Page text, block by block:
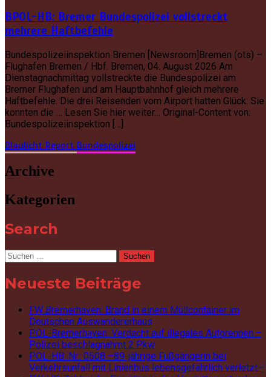
BPOL-HB: Bremer Bundespolizei vollstreckt
mehrere Haftbefehle
Bundespolizeiinspektion Bremen [Newsroom]Bremen (ots) –
Flughafen Bremen / Hbf. Bremen, 04. August 2026 Am
Dienstagnachmittag vollstreckte die Bundespolizei am
Bremer Flughafen und am Hauptbahnhof gleich mehrere
Haftbefehle. Die drei Reisenden vom Airport hatten Glück: Sie
konnten die … Lesen Sie hier weiter… Original-Content von:
Bundespolizeiinspektion […]
Blaulicht Report Bundespolizei
Archive
Kategorien
Search
Suchen
Neueste Beiträge
FW Bremerhaven: Brand in einem Müllcontainer im
Deutschen Auswandererhaus
POL-Bremerhaven: Verdacht auf illegales Autorennen –
Polizei beschlagnahmt 2 Pkw
POL-HB: Nr.: 0508 –89-jährige Fußgängerin bei
Verkehrsunfall mit Linienbus lebensgefährlich verletzt–